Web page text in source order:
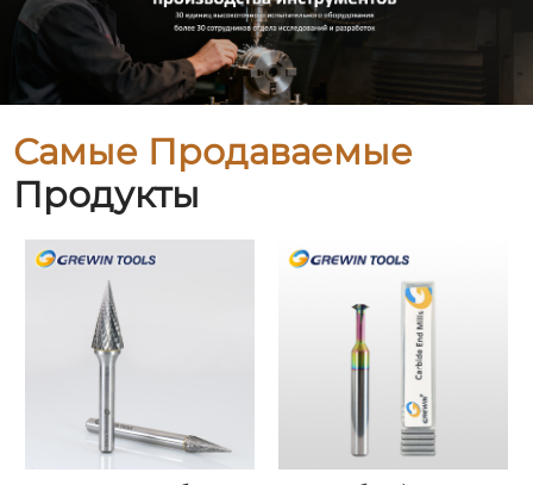
Самые Продаваемые
Продукты